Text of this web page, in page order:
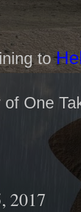
to
One
2017